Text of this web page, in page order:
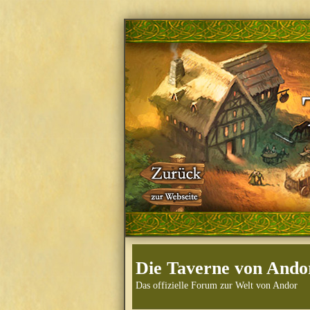
Die Taverne von
Das offizielle Forum zur Welt von Andor